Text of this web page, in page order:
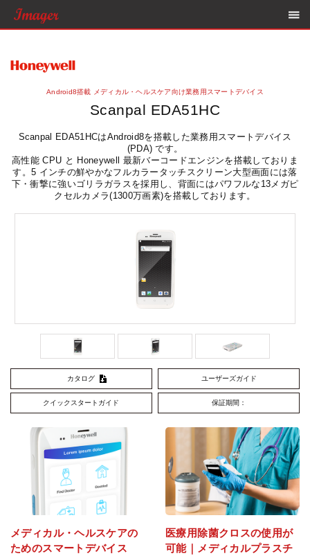
Android8搭載 メディカル・ヘルスケア向け業務用スマートデバイス
Scanpal EDA51HC
Scanpal EDA51HCはAndroid8を搭載した業務用スマートデバイス
(PDA) です。
高性能 CPU と Honeywell 最新バーコードエンジンを搭載しておりま
す。5 インチの鮮やかなフルカラータッチスクリーン大型画面には落
下・衝撃に強いゴリラガラスを採用し、背面にはパワフルな13メガピ
クセルカメラ(1300万画素)を搭載しております。
カタログ ユーザーズガイド
クイックスタートガイド 保証期間：
メディカル・ヘルスケアの
ためのスマートデバイス
医療用除菌クロスの使用が
可能｜メディカルプラスチ